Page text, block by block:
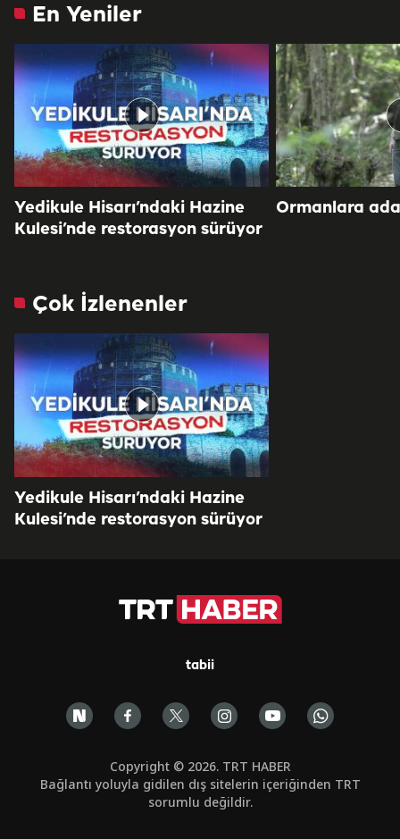
En Yeniler
Yedikule Hisarı’ndaki Hazine
Kulesi’nde restorasyon sürüyor
Ormanlara
Çok İzlenenler
Yedikule Hisarı’ndaki Hazine
Kulesi’nde restorasyon sürüyor
tabii
Copyright © 2026. TRT HABER
Bağlantı yoluyla gidilen dış sitelerin içeriğinden TRT
sorumlu değildir.